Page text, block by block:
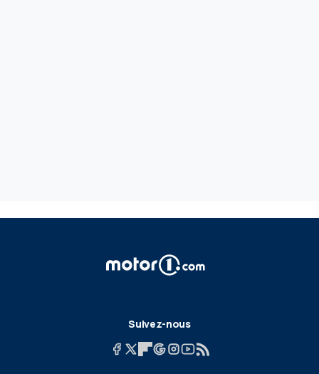
Suivez-nous